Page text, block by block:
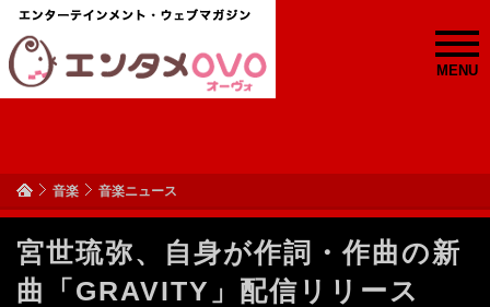
MENU
音楽 音楽ニュース
宮世琉弥、自身が作詞・作曲の新
曲「GRAVITY」配信リリース